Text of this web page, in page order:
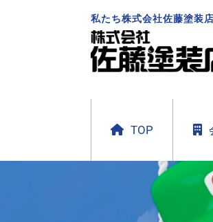
私たち株式会社佐藤塗装
TOP